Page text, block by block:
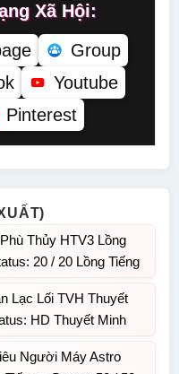
Xã Hội:
Group
Youtube
Pinterest
Thủy HTV3 Lồng
20 / 20 Lồng Tiếng
Lạc Lối TVH Thuyết
HD Thuyết Minh
Người Máy Astro